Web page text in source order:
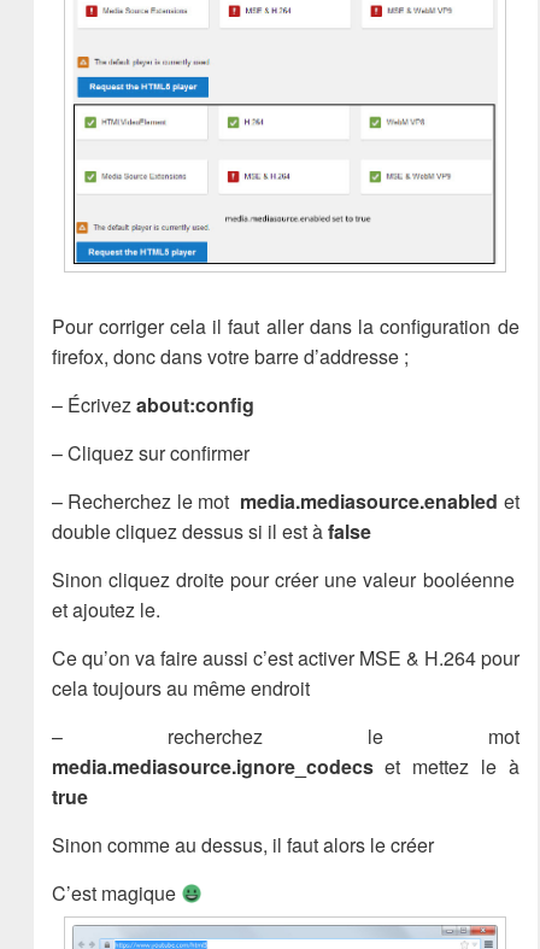
Pour corriger cela il faut aller dans la configuration de
firefox, donc dans votre barre d’addresse ;
– Écrivezabout:config
– Cliquez sur confirmer
– Recherchez le mot media.mediasource.enabled et
double cliquez dessus si il est àfalse
Sinon cliquez droite pour créer une valeur booléenne
et ajoutez le.
Ce qu’on va faire aussi c’est activer MSE & H.264 pour
cela toujours au même endroit
– recherchez le mot
media.mediasource.ignore_codecset mettez le à
true
Sinon comme au dessus, il faut alors le créer
C’est magique